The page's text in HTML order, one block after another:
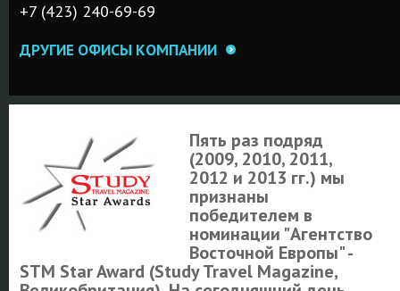
+7 (423) 240-69-69
ДРУГИЕ ОФИСЫ КОМПАНИИ
Пять раз подряд
(2009, 2010, 2011,
2012 и 2013 гг.) мы
признаны
победителем в
номинации "Агентство
Восточной Европы" -
STM Star Award (Study Travel Magazine,